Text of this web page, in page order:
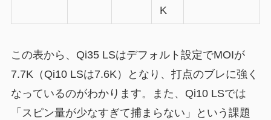
K
この表から、Qi35 LSはデフォルト設定でMOIが
7.7K（Qi10 LSは7.6K）となり、打点のブレに強く
なっているのがわかります。また、Qi10 LSでは
「スピン量が少なすぎて捕まらない」という課題